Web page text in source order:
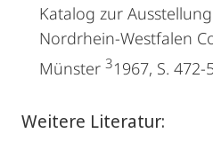
Katalog zur
Nordrhein-Westfalen
Münster 31967, S.
Weitere Literatur: